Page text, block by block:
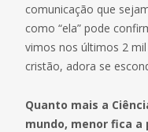
comunicação que
como “ela” pode
vimos nos últimos 2
cristão, adora se
Quanto mais a
mundo, menor fica a